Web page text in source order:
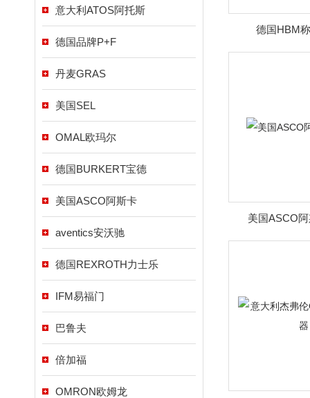
意大利ATOS阿托斯
德国品牌P+F
丹麦GRAS
美国SEL
OMAL欧玛尔
德国BURKERT宝德
美国ASCO阿斯卡
aventics安沃驰
德国REXROTH力士乐
IFM易福门
巴鲁夫
倍加福
OMRON欧姆龙
德国HBM
美国ASCO